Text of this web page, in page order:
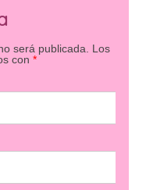
será publicada.
Los
con *